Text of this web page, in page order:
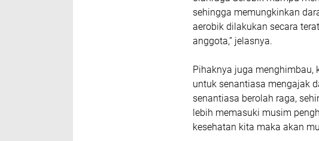
sehingga memungkinkan
aerobik dilakukan secara
anggota,” jelasnya.
Pihaknya juga menghimbau,
untuk senantiasa mengajak
senantiasa berolah raga,
lebih memasuki musim
kesehatan kita maka akan